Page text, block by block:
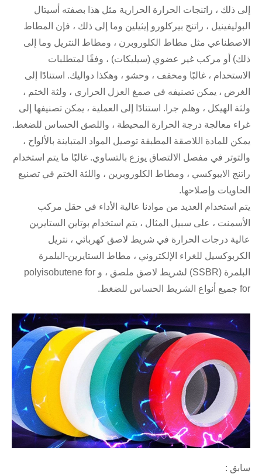
إلى ذلك ، راتنجات الحرارة الحرارية مثل هذا بصفته أسيتال
البوليفينيل ، راتنج بيركلورو إيثيلين وما إلى ذلك ، فإن المطاط
الاصطناعي مثل مطاط الكلوروبرن ، ومطاط النتريل وما إلى
ذلك) أو مركب غير عضوي (سيليكات) ، وفقًا لمتطلبات
الاستخدام ، غالبًا ومخفف ، وحشو ، وهكذا دواليك. استنادًا إلى
الغرض ، يمكن تصنيفه في صمغ العزل الحراري ، ولثة الختم ،
ولثة الهيكل ، وهلم جرا. استنادًا إلى العملية ، يمكن تصنيفها إلى
غراء معالجة درجة الحرارة المحيطة ، واللصق الحساس للضغط.
يمكن للمادة اللاصقة المطبقة توصيل المواد المتباينة بالألواح ،
والتوتر في مفصل الالتصاق يوزع بالتساوي. غالبًا ما يتم استخدام
راتنج الايبوكسي ، ومطاط الكلوروبرين ، واللثة الختم في تصنيع
الحاويات وإصلاحها.
يتم استخدام العديد من موادنا عالية الأداء في حقل مركب
الأسمنت ، على سبيل المثال ، يتم استخدام بوتاين الستايرين
عالية درجات الحرارة في شريط لاصق كهربائي ، نتريل
الكربوكسيل للغراء الإلكتروني ، مطاط الستايرين-البلمرة
البلمرة (SSBR) لشريط لاصق ملصق ، و polyisobutene for
for جميع أنواع الشريط الحساس للضغط.
سابق :